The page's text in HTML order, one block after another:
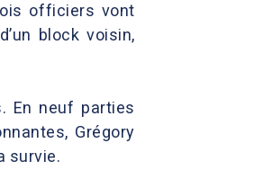
officiers vont
block voisin,
En neuf parties
Grégory
survie.